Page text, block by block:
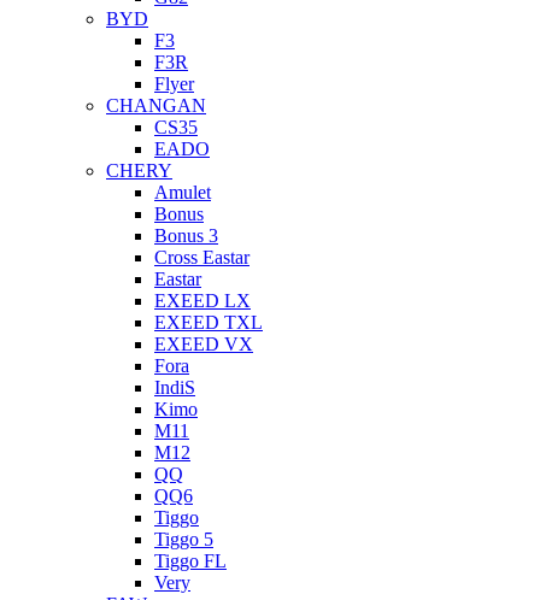
BYD
F3
F3R
Flyer
CHANGAN
CS35
EADO
CHERY
Amulet
Bonus
Bonus 3
Cross Eastar
Eastar
EXEED LX
EXEED TXL
EXEED VX
Fora
IndiS
Kimo
M11
M12
QQ
QQ6
Tiggo
Tiggo 5
Tiggo FL
Very